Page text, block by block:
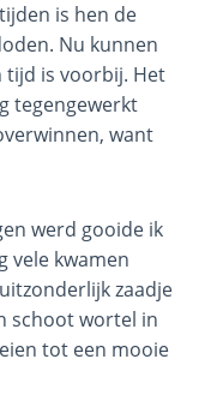
is hen de
Nu kunnen
tijd is voorbij. Het
tegengewerkt
want
werd gooide ik
vele kwamen
zaadje
schoot wortel in
tot een mooie